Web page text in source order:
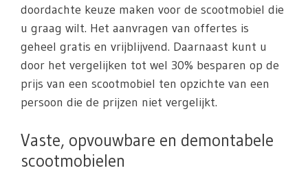
doordachte keuze maken voor de scootmobiel die
u graag wilt. Het aanvragen van offertes is
geheel gratis en vrijblijvend. Daarnaast kunt u
door het vergelijken tot wel 30% besparen op de
prijs van een scootmobiel ten opzichte van een
persoon die de prijzen niet vergelijkt.
Vaste, opvouwbare en demontabele
scootmobielen